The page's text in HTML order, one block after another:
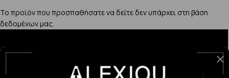
Το προϊόν που προσπαθήσατε να δείτε δεν υπάρχει στη βάση
δεδομένων μας.